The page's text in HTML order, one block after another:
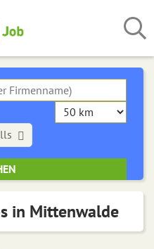
in Mittenwalde